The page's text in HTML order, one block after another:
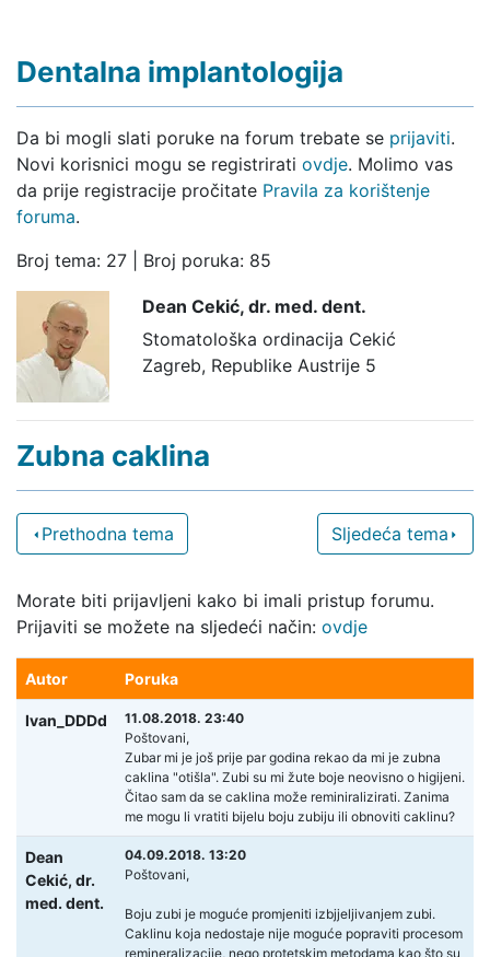
Dentalna implantologija
Da bi mogli slati poruke na forum trebate se prijaviti.
Novi korisnici mogu se registrirati ovdje. Molimo vas
da prije registracije pročitate Pravila za korištenje
foruma.
Broj tema: 27 | Broj poruka: 85
Dean Cekić, dr. med. dent.
Stomatološka ordinacija Cekić
Zagreb, Republike Austrije 5
Zubna caklina
Prethodna tema Sljedeća tema
Morate biti prijavljeni kako bi imali pristup forumu.
Prijaviti se možete na sljedeći način: ovdje
Autor Poruka
Ivan_DDDd
11.08.2018. 23:40
Poštovani,
Zubar mi je još prije par godina rekao da mi je zubna
caklina "otišla". Zubi su mi žute boje neovisno o higijeni.
Čitao sam da se caklina može reminiralizirati. Zanima
me mogu li vratiti bijelu boju zubiju ili obnoviti caklinu?
Dean
Cekić, dr.
med. dent.
04.09.2018. 13:20
Poštovani,
Boju zubi je moguće promjeniti izbjjeljivanjem zubi.
Caklinu koja nedostaje nije moguće popraviti procesom
remineralizacije, nego protetskim metodama kao što su